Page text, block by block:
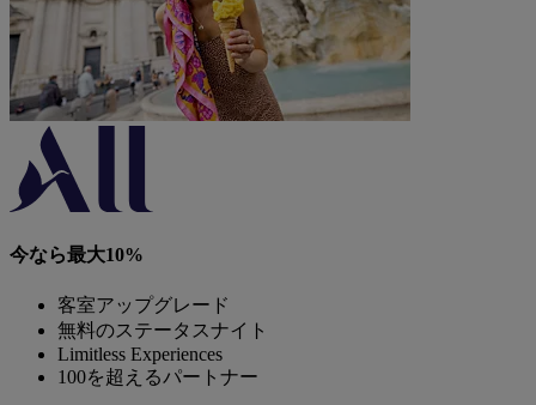
今なら最大10%
客室アップグレード
無料のステータスナイト
Limitless Experiences
100を超えるパートナー